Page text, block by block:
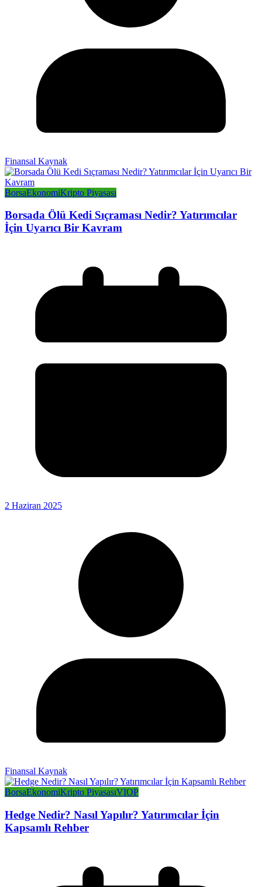
Finansal Kaynak
BorsaEkonomiKripto Piyasası
Borsada Ölü Kedi Sıçraması Nedir? Yatırımcılar
İçin Uyarıcı Bir Kavram
2 Haziran 2025
Finansal Kaynak
BorsaEkonomiKripto PiyasasıVIOP
Hedge Nedir? Nasıl Yapılır? Yatırımcılar İçin
Kapsamlı Rehber